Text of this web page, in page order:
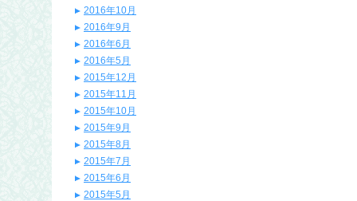
2016年10月
2016年9月
2016年6月
2016年5月
2015年12月
2015年11月
2015年10月
2015年9月
2015年8月
2015年7月
2015年6月
2015年5月